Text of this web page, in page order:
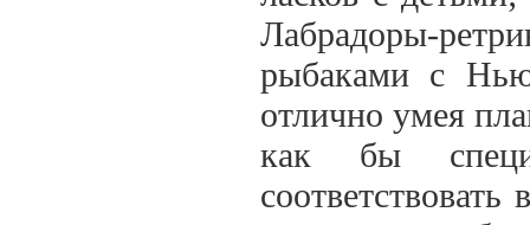
Лабрадоры-
рыбаками с
отлично умея
как бы